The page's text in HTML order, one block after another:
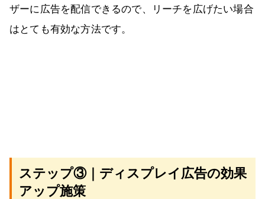
ザーに広告を配信できるので、リーチを広げたい場合
はとても有効な方法です。
ステップ③｜ディスプレイ広告の効果
アップ施策